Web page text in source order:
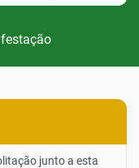
junto a esta